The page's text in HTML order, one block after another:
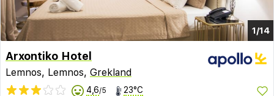
1/14
Arxontiko Hotel
Lemnos, Lemnos, Grekland
4,6/5 23°C